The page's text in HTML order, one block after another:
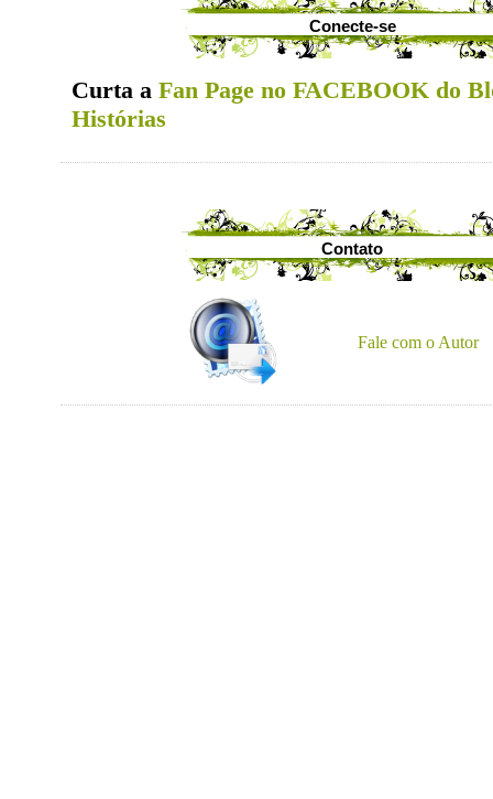
Conecte-se
Curta a Fan Page no FACEBOOK do
Histórias
Contato
Fale com o Autor